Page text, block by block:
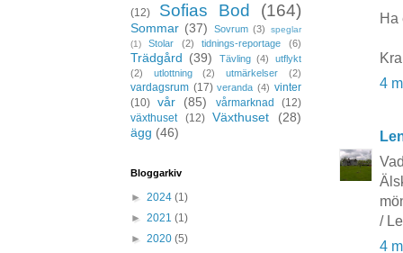
Ha
4
/
4
(12)
Sofias Bod (164)
Sommar (37) Sovrum (3)
speglar
(1)
Stolar (2) tidnings-reportage (6)
Trädgård (39) Tävling (4)
utflykt
(2)
utlottning (2) utmärkelser (2)
vardagsrum (17) veranda (4) vinter
(10) vår (85) vårmarknad
(12)
växthuset
(12) Växthuset
(28)
ägg (46)
Bloggarkiv
► 2024 (1)
► 2021 (1)
► 2020 (5)